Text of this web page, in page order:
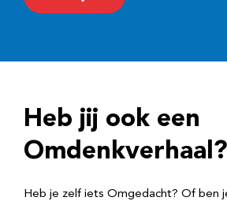
r
e
Heb jij ook een
Omdenkverhaal?
Heb je zelf iets Omgedacht? Of ben